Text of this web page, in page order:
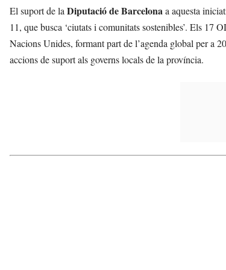
El suport de laDiputació de Barcelonaa aquesta
11, que busca ‘ciutats i comunitats sostenibles’. Els 17
Nacions Unides, formant part de l’agenda global per a
accions de suport als governs locals de la província.